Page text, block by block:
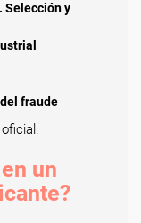
Selección y
fraude
un